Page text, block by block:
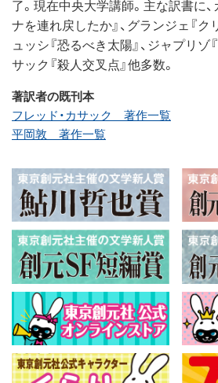
了。現在中央大学講師。主な訳書に
ナを連れ戻したか』、グランジェ『ク
ュッシ『恐るべき太陽』、ジャプリゾ
サック『殺人交叉点』他多数。
著訳者の既刊本
フレッド・カサック 著作一覧
平岡敦 著作一覧